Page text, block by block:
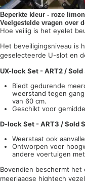
Beperkte kleur - roze
Veelgestelde vragen over
Hoe veilig is het eyelet
Het beveiligingsniveau is
geselecteerde U-slot en
UX-lock Set - ART2 / Sold
Biedt gedurende
weerstand tegen
van 60 cm.
Geschikt voor
D-lock Set - ART3 / Sold
Weerstaat ook
Ontworpen voor
andere voertuigen
Bovendien beschermt
meerlaagse hightech